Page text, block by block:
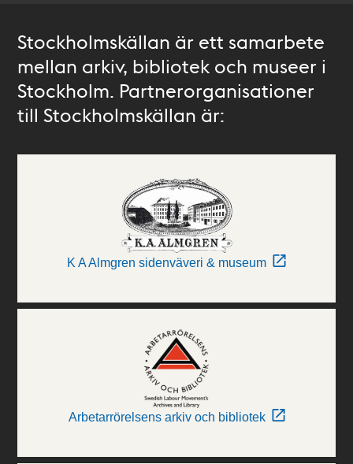
Stockholmskällan är ett samarbete
mellan arkiv, bibliotek och museer i
Stockholm. Partnerorganisationer
till Stockholmskällan är:
K A Almgren sidenväveri & museum
Arbetarrörelsens arkiv och bibliotek